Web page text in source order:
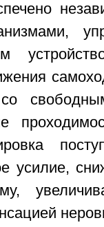
усилие,